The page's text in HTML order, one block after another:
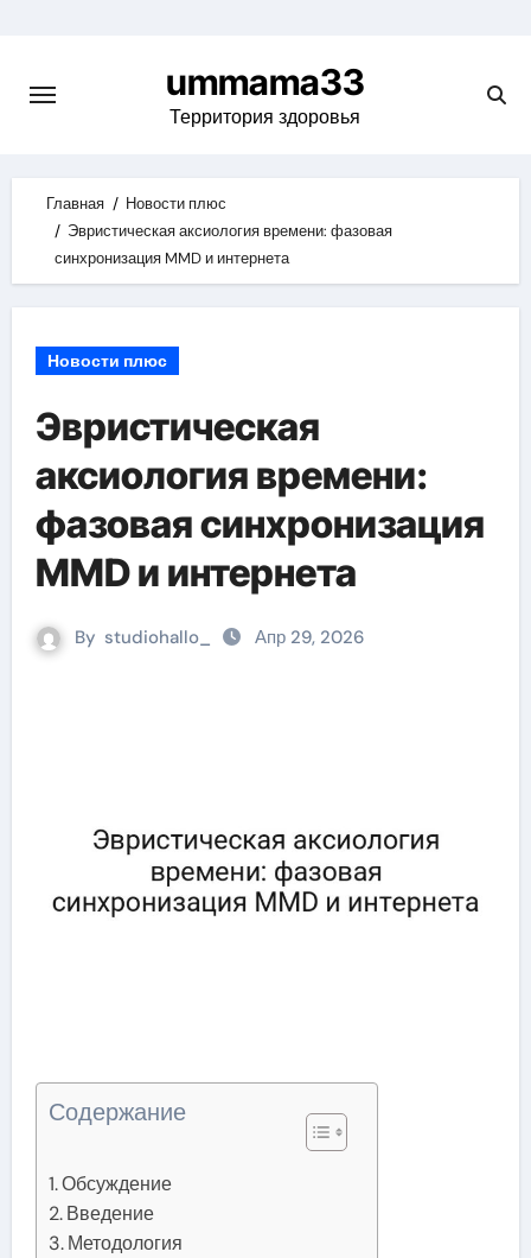
content
ummama33
Территория здоровья
Главная
Новости плюс
Эвристическая аксиология времени: фазовая
синхронизация MMD и интернета
Новости плюс
Эвристическая
аксиология времени:
фазовая синхронизация
MMD и интернета
By studiohallo_ Апр 29, 2026
Содержание
Обсуждение
Введение
Методология